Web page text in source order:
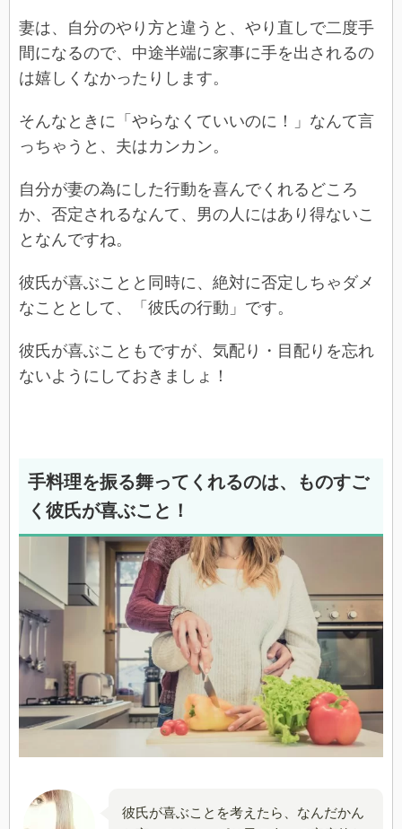
妻は、自分のやり方と違うと、やり直しで二度手
間になるので、中途半端に家事に手を出されるの
は嬉しくなかったりします。
そんなときに「やらなくていいのに！」なんて言
っちゃうと、夫はカンカン。
自分が妻の為にした行動を喜んでくれるどころ
か、否定されるなんて、男の人にはあり得ないこ
となんですね。
彼氏が喜ぶことと同時に、絶対に否定しちゃダメ
なこととして、「彼氏の行動」です。
彼氏が喜ぶこともですが、気配り・目配りを忘れ
ないようにしておきましょ！
手料理を振る舞ってくれるのは、ものすご
く彼氏が喜ぶこと！
彼氏が喜ぶことを考えたら、なんだかん